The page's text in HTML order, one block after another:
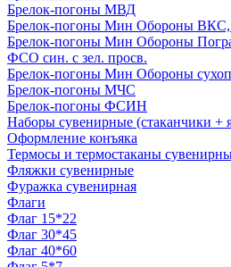
Брелок-погоны МВД
Брелок-погоны Мин Обороны
Брелок-погоны Мин Обороны
ФСО син. с зел. просв.
Брелок-погоны Мин Обороны
Брелок-погоны МЧС
Брелок-погоны ФСИН
Наборы сувенирные (стаканчики +
Оформление конъяка
Термосы и термостаканы
Фляжки сувенирные
Фуражка сувенирная
Флаги
Флаг 15*22
Флаг 30*45
Флаг 40*60